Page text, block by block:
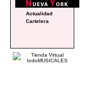
Actualidad
Cartelera